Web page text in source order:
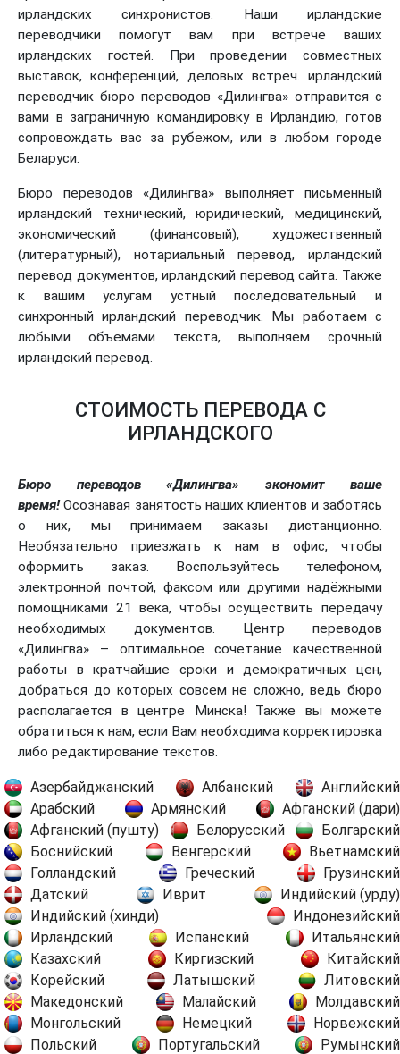
ирландских синхронистов. Наши ирландские
переводчики помогут вам при встрече ваших
ирландских гостей. При проведении совместных
выставок, конференций, деловых встреч. ирландский
переводчик бюро переводов «Дилингва» отправится с
вами в заграничную командировку в Ирландию, готов
сопровождать вас за рубежом, или в любом городе
Беларуси.
Бюро переводов «Дилингва» выполняет письменный
ирландский технический, юридический, медицинский,
экономический (финансовый), художественный
(литературный), нотариальный перевод, ирландский
перевод документов, ирландский перевод сайта. Также
к вашим услугам устный последовательный и
синхронный ирландский переводчик. Мы работаем с
любыми объемами текста, выполняем срочный
ирландский перевод.
СТОИМОСТЬ ПЕРЕВОДА С
ИРЛАНДСКОГО
Бюро переводов «Дилингва» экономит ваше
время!Осознавая занятость наших клиентов и заботясь
о них, мы принимаем заказы дистанционно.
Необязательно приезжать к нам в офис, чтобы
оформить заказ. Воспользуйтесь телефоном,
электронной почтой, факсом или другими надёжными
помощниками 21 века, чтобы осуществить передачу
необходимых документов. Центр переводов
«Дилингва» – оптимальное сочетание качественной
работы в кратчайшие сроки и демократичных цен,
добраться до которых совсем не сложно, ведь бюро
располагается в центре Минска! Также вы можете
обратиться к нам, если Вам необходима корректировка
либо редактирование текстов.
Азербайджанский Албанский
Английский
Арабский
Армянский
Афганский (дари)
Афганский (пушту)
Белорусский
Болгарский
Боснийский
Венгерский
Вьетнамский
Голландский
Греческий
Грузинский
Датский
Иврит
Индийский (урду)
Индийский (хинди)
Индонезийский
Ирландский
Испанский
Итальянский
Казахский
Киргизский
Китайский
Корейский
Латышский
Литовский
Македонский
Малайский
Молдавский
Монгольский
Немецкий
Норвежский
Польский
Португальский
Румынский